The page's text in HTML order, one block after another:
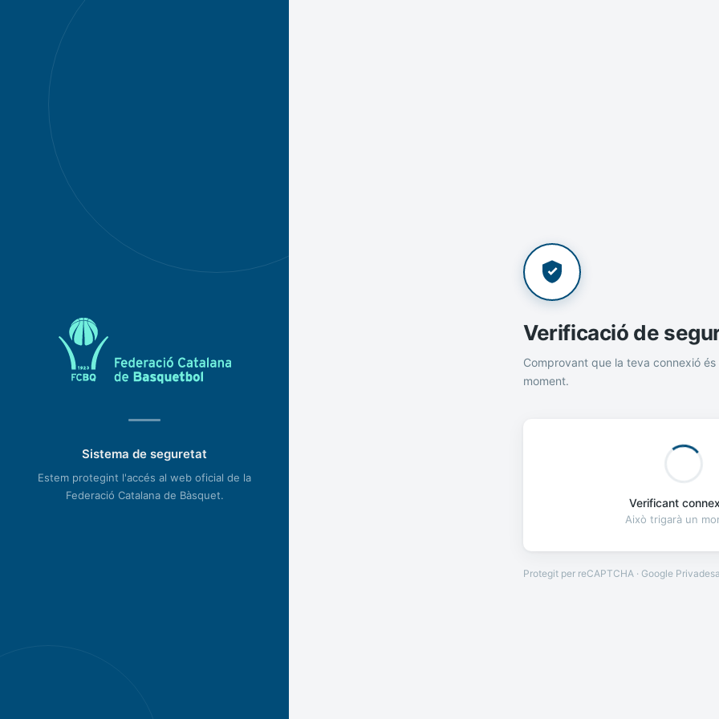
Sistema de seguretat
Estem protegint l'accés al web oficial de la
Federació Catalana de Bàsquet.
Verificació de
Comprovant que la teva connexió és
moment.
Verificant
Això trigarà un
Protegit per reCAPTCHA · Google Privadesa